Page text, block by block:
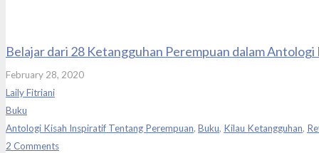
Belajar dari 28 Ketangguhan Perempuan dalam
February 28, 2020
Laily Fitriani
Buku
Antologi Kisah Inspiratif Tentang Perempuan, Buku, Kilau Ketangguhan,
2 Comments